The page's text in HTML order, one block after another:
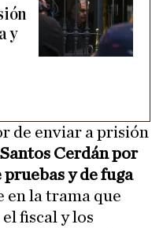
y
de enviar a prisión
Santos Cerdán por
y de fuga
en la trama que
fiscal y los